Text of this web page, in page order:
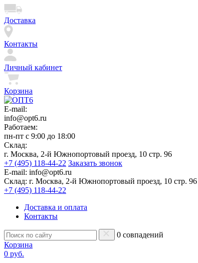
Доставка
Контакты
Личный кабинет
Корзина
E-mail:
info@opt6.ru
Работаем:
пн-пт с 9:00 до 18:00
Склад:
г. Москва, 2-й Южнопортовый проезд, 10 стр. 96
+7 (495) 118-44-22 Заказать звонок
E-mail: info@opt6.ru
Склад: г. Москва, 2-й Южнопортовый проезд, 10 стр. 96
+7 (495) 118-44-22
Доставка и оплата
Контакты
0 совпадений
Корзина
0 руб.